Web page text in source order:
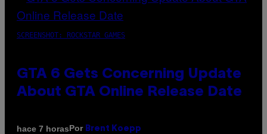
SCREENSHOT: ROCKSTAR GAMES
GTA 6 Gets Concerning Update
About GTA Online Release Date
hace 7 horasPor Brent Koepp